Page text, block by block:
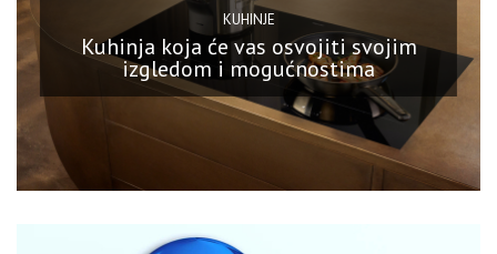
KUHINJE
Kuhinja koja će vas osvojiti svojim
izgledom i mogućnostima